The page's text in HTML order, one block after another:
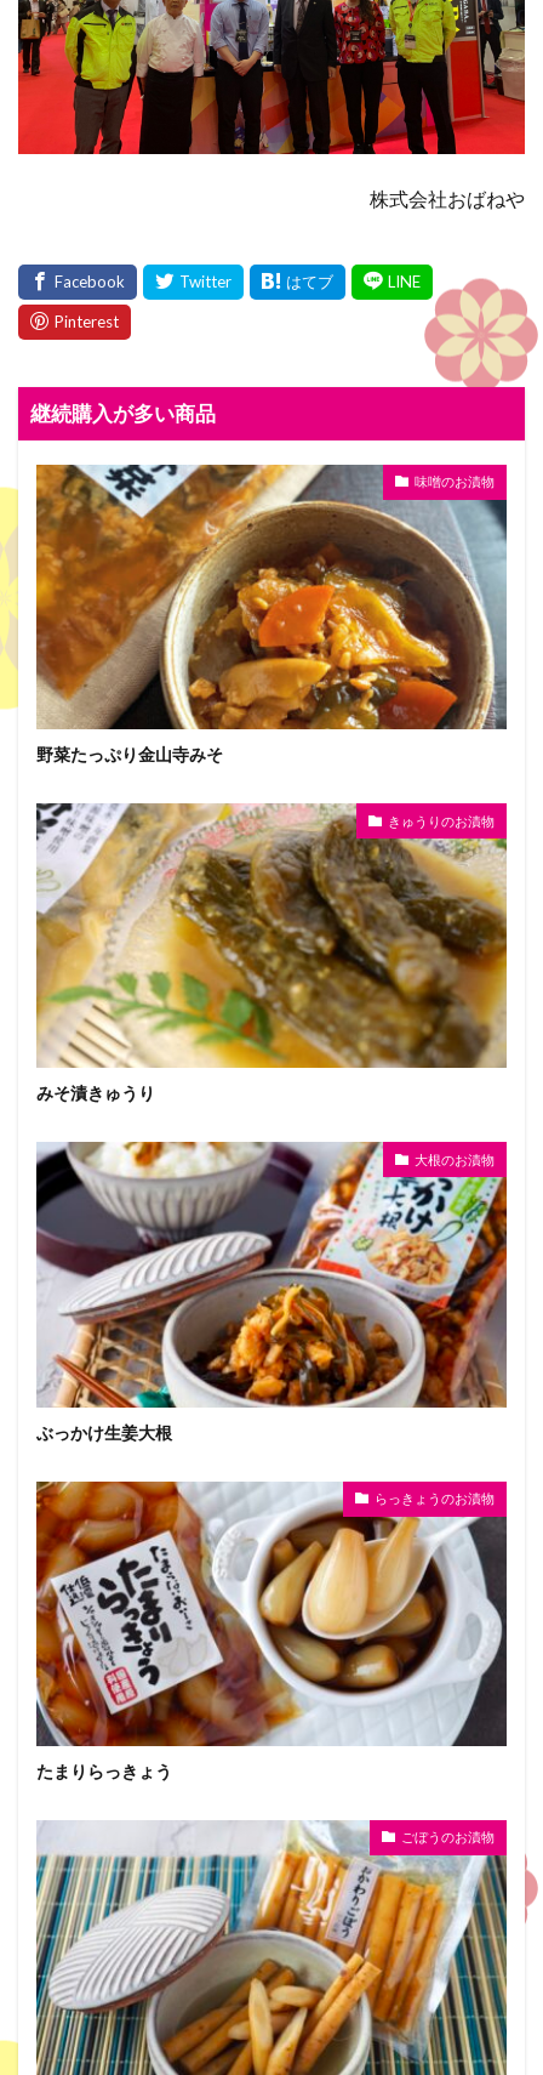
株式会社おばねや
継続購入が多い商品
味噌のお漬物
野菜たっぷり金山寺みそ
きゅうりのお漬物
みそ漬きゅうり
大根のお漬物
ぶっかけ生姜大根
らっきょうのお漬物
たまりらっきょう
ごぼうのお漬物